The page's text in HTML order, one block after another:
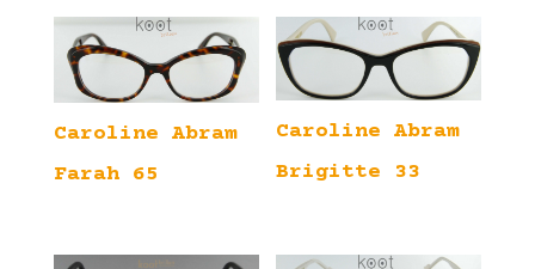
Caroline Abram
Farah 65
Caroline Abram
Brigitte 33